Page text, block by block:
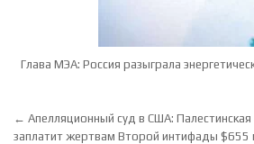
Глава МЭА: Россия разыграла
Навигация по
← Апелляционный суд в США:
заплатит жертвам Второй интифады $655